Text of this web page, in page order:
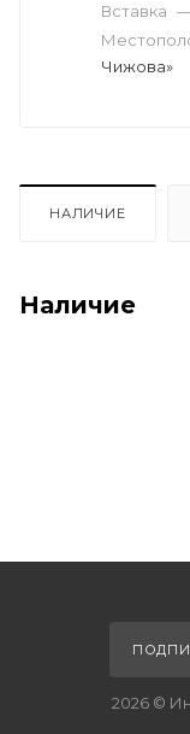
Вставка
Чижова»
НАЛИЧИЕ
Наличие
2026 ©